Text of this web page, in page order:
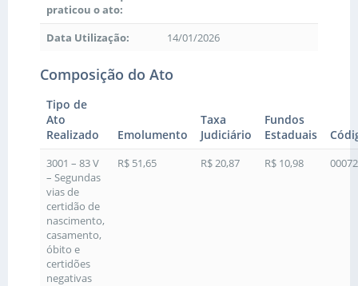
praticou o ato:
Data Utilização: 14/01/2026
Composição do Ato
Tipo de
Ato
Realizado
Emolumento
Taxa
Judiciário
Fundos
Estaduais
3001 – 83 V
– Segundas
vias de
certidão de
nascimento,
casamento,
óbito e
certidões
negativas
R$ 51,65 R$ 20,87 R$ 10,98